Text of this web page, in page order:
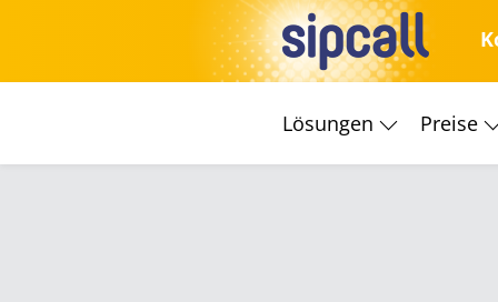
Lösungen Preise